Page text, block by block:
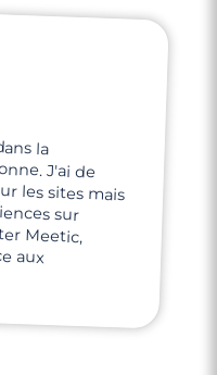
la
de
mais
sur
aux